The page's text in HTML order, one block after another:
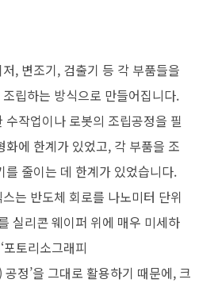
, 변조기, 검출기 등 각 부품들을
립하는 방식으로 만들어집니다.
작업이나 로봇의 조립공정을 필
화에 한계가 있었고, 각 부품을 조
를 줄이는 데 한계가 있었습니다.
는 반도체 회로를 나노미터 단위
실리콘 웨이퍼 위에 매우 미세하
토리소그래피
정’을 그대로 활용하기 때문에, 크